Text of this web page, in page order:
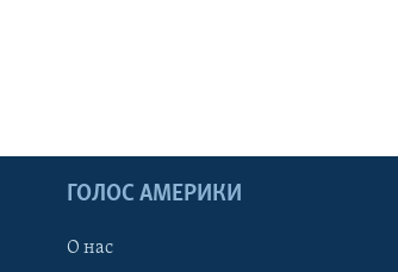
ГОЛОС АМЕРИКИ
О нас